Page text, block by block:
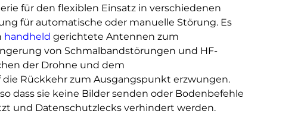
für den flexiblen Einsatz in verschiedenen
für automatische oder manuelle Störung. Es
handheld gerichtete Antennen zum
von Schmalbandstörungen und HF-
der Drohne und dem
Rückkehr zum Ausgangspunkt erzwungen.
dass sie keine Bilder senden oder Bodenbefehle
und Datenschutzlecks verhindert werden.